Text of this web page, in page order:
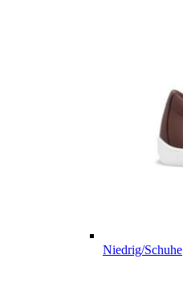
Niedrig/Schuhe